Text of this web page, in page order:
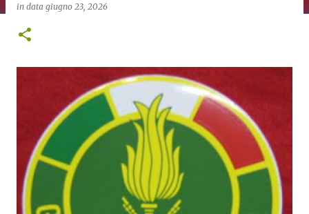
in data giugno 23, 2026